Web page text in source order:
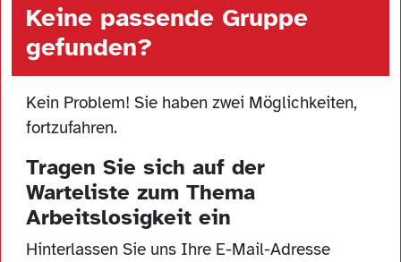
Keine passende Gruppe
gefunden?
Kein Problem! Sie haben zwei Möglichkeiten,
fortzufahren.
Tragen Sie sich auf der
Warteliste zum Thema
Arbeitslosigkeit ein
Hinterlassen Sie uns Ihre E-Mail-Adresse